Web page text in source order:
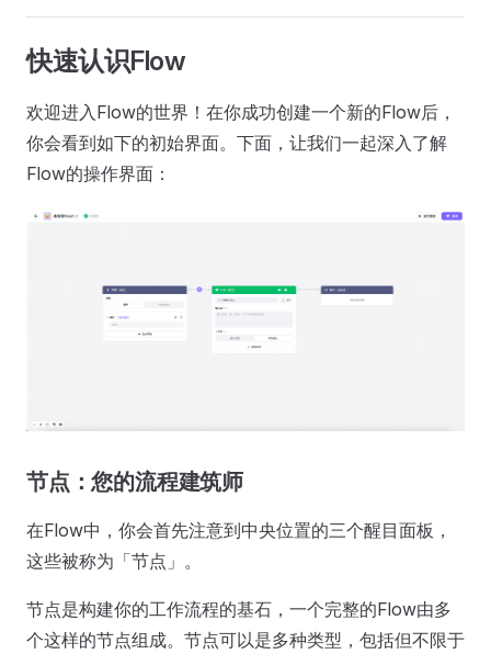
快速认识Flow
欢迎进入Flow的世界！在你成功创建一个新的Flow后，
你会看到如下的初始界面。下面，让我们一起深入了解
Flow的操作界面：
节点：您的流程建筑师
在Flow中，你会首先注意到中央位置的三个醒目面板，
这些被称为「节点」。
节点是构建你的工作流程的基石，一个完整的Flow由多
个这样的节点组成。节点可以是多种类型，包括但不限于